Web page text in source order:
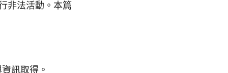
非法活動。本篇
訊取得。